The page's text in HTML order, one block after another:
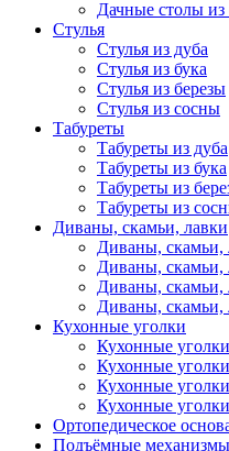
Дачные столы
Стулья
Стулья из дуба
Стулья из бука
Стулья из березы
Стулья из сосны
Табуреты
Табуреты из дуба
Табуреты из бука
Табуреты из
Табуреты из
Диваны, скамьи, лавки
Диваны, скамьи,
Диваны, скамьи,
Диваны, скамьи,
Диваны, скамьи,
Кухонные уголки
Кухонные
Кухонные
Кухонные
Кухонные
Ортопедическое
Подъёмные механизмы